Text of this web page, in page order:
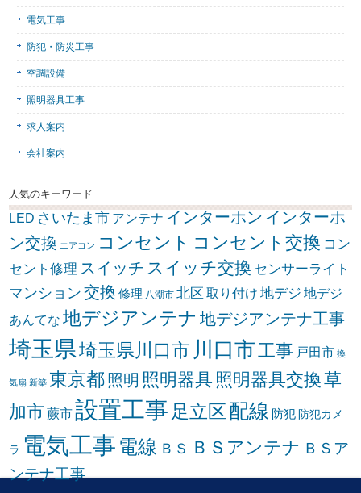
電気工事
防犯・防災工事
空調設備
照明器具工事
求人案内
会社案内
人気のキーワード
LED さいたま市 アンテナ インターホン インターホ
ン交換 エアコン コンセント コンセント交換 コン
セント修理 スイッチ スイッチ交換 センサーライト
マンション 交換 修理 八潮市 北区 取り付け 地デジ 地デジ
あんてな 地デジアンテナ 地デジアンテナ工事
埼玉県埼玉県川口市 川口市工事 戸田市 換
気扇 新築 東京都照明 照明器具 照明器具交換草
加市 蕨市設置工事 足立区配線 防犯 防犯カメ
ラ 電気工事 電線 ＢＳ ＢＳアンテナ ＢＳア
ンテナ工事